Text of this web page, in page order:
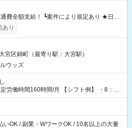
） ┗働いたその日に現金GET♪ お仕事後はコ
を引き落とせます！ 【試用期間】試
あり
宮区錦町（最寄り駅：大宮駅）
ウッズ
時間/月 【シフト例】 ・8：00
いOK / 副業・WワークOK / 10名以上の大量